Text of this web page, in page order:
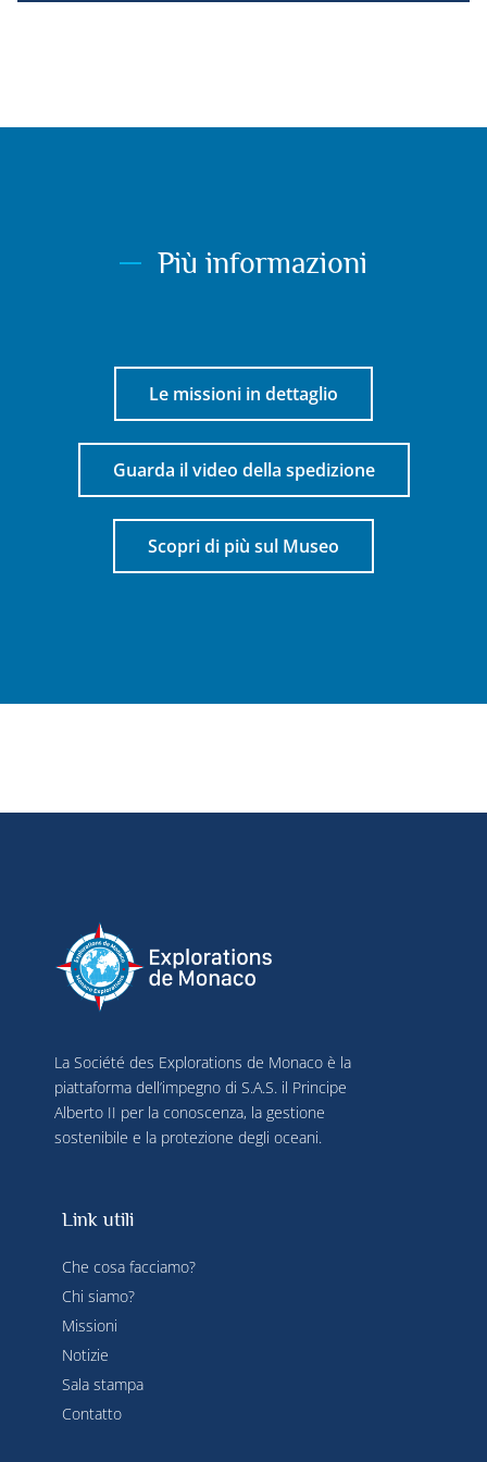
identificazione del dispositivo inviate
Più informazioni
Le missioni in dettaglio
Guarda il video della spedizione
Scopri di più sul Museo
La Société des Explorations de Monaco è la
piattaforma dell’impegno di S.A.S. il Principe
Alberto II per la conoscenza, la gestione
sostenibile e la protezione degli oceani.
Link utili
Che cosa facciamo?
Chi siamo?
Missioni
Notizie
Sala stampa
Contatto